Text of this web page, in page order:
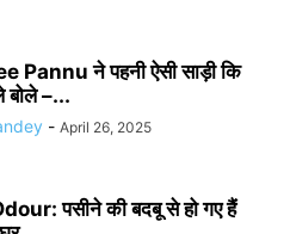
Pannu ने पहनी ऐसी साड़ी कि
बोले –...
- April 26, 2025
पसीने की बदबू से हो गए हैं